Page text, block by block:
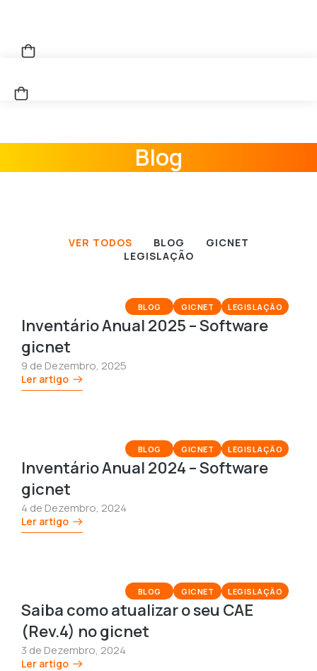
Blog
VER TODOS BLOG
GICNET
LEGISLAÇÃO
BLOG GICNET LEGISLAÇÃO
Inventário Anual 2025 – Software
gicnet
9 de Dezembro, 2025
Ler artigo
BLOG GICNET LEGISLAÇÃO
Inventário Anual 2024 – Software
gicnet
4 de Dezembro, 2024
Ler artigo
BLOG GICNET LEGISLAÇÃO
Saiba como atualizar o seu CAE
(Rev.4) no gicnet
3 de Dezembro, 2024
Ler artigo